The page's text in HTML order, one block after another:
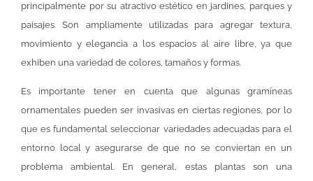
principalmente por su atractivo estético en jardines, parques y
paisajes. Son ampliamente utilizadas para agregar textura,
movimiento y elegancia a los espacios al aire libre, ya que
exhiben una variedad de colores, tamaños y formas.
Es importante tener en cuenta que algunas gramíneas
ornamentales pueden ser invasivas en ciertas regiones, por lo
que es fundamental seleccionar variedades adecuadas para el
entorno local y asegurarse de que no se conviertan en un
problema ambiental. En general, estas plantas son una